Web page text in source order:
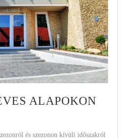
ALAPOKON
és szezonon kívüli időszakról